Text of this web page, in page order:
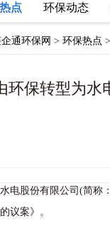
点 环保动态
通环保网 > 环保热点 >
环保转型为水
股份有限公司(简称：
议案》。